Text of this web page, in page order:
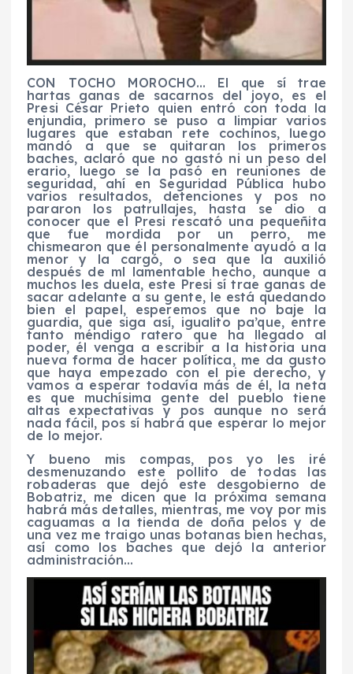
CON TOCHO MOROCHO… El que sí trae
hartas ganas de sacarnos del joyo, es el
Presi César Prieto quien entró con toda la
enjundia, primero se puso a limpiar varios
lugares que estaban rete cochinos, luego
mandó a que se quitaran los primeros
baches, aclaró que no gastó ni un peso del
erario, luego se la pasó en reuniones de
seguridad, ahí en Seguridad Pública hubo
varios resultados, detenciones y pos no
pararon los patrullajes, hasta se dio a
conocer que el Presi rescató una pequeñita
que fue mordida por un perro, me
chismearon que él personalmente ayudó a la
menor y la cargó, o sea que la auxilió
después de ml lamentable hecho, aunque a
muchos les duela, este Presi sí trae ganas de
sacar adelante a su gente, le está quedando
bien el papel, esperemos que no baje la
guardia, que siga así, igualito pa’que, entre
tanto méndigo ratero que ha llegado al
poder, él venga a escribir a la historia una
nueva forma de hacer política, me da gusto
que haya empezado con el pie derecho, y
vamos a esperar todavía más de él, la neta
es que muchísima gente del pueblo tiene
altas expectativas y pos aunque no será
nada fácil, pos sí habrá que esperar lo mejor
de lo mejor.
Y bueno mis compas, pos yo les iré
desmenuzando este pollito de todas las
robaderas que dejó este desgobierno de
Bobatriz, me dicen que la próxima semana
habrá más detalles, mientras, me voy por mis
caguamas a la tienda de doña pelos y de
una vez me traigo unas botanas bien hechas,
así como los baches que dejó la anterior
administración…